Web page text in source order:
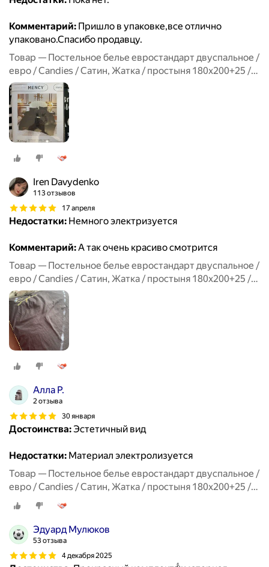
Комментарий: Пришло в упаковке,все отлично
упаковано.Спасибо продавцу.
Товар — Постельное белье евростандарт двуспальное /
евро / Candies / Сатин, Жатка / простыня 180x200+25 /
пододеяльник 200x220 / 4 Наволочки 50x70-2, 70x70-2
Iren Davydenko
113 отзывов
17 апреля
Недостатки: Немного электризуется
Комментарий:А так очень красиво смотрится
Товар — Постельное белье евростандарт двуспальное /
евро / Candies / Сатин, Жатка / простыня 180x200+25 /
пододеяльник 200x220 / 4 Наволочки 50x70-2, 70x70-2
Алла Р.
2 отзыва
30 января
Достоинства:Эстетичный вид
Недостатки: Материал электролизуется
Товар — Постельное белье евростандарт двуспальное /
евро / Candies / Сатин, Жатка / простыня 180x200+25 /
пододеяльник 200x220 / 4 Наволочки 50x70-2, 70x70-2
Эдуард Мулюков
53 отзыва
4 декабря 2025